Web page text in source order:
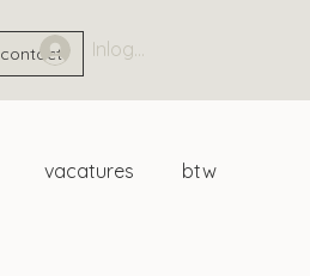
contact Inloggen
vacatures btw